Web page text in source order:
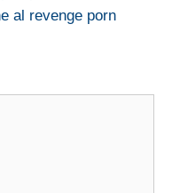
al revenge porn